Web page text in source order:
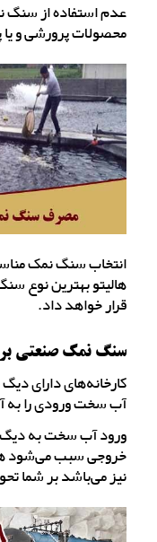
عدم استفاده از سنگ
محصولات پرورشی و یا
انتخاب سنگ نمک
هالیتو بهترین نوع
قرار خواهد داد.
سنگ نمک صنعتی
کارخانه‌های دارای
آب سخت ورودی را به
ورود آب سخت به دیگ
خروجی سبب می‌شود
نیز می‌باشد بر شما